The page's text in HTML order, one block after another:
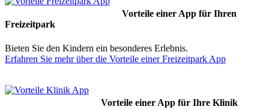
Vorteile einer App für Ihren
Freizeitpark
Bieten Sie den Kindern ein besonderes Erlebnis.
Erfahren Sie mehr über die Vorteile einer Freizeitpark App
Vorteile einer App für Ihre Klinik